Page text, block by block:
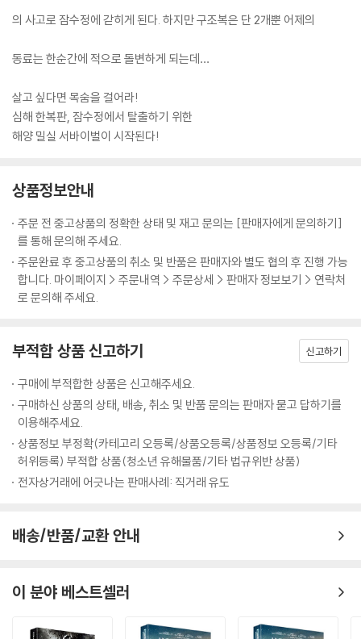
의 사고로 잠수정에 갇히게 된다. 하지만 구조복은 단 2개뿐 어제의
동료는 한순간에 적으로 돌변하게 되는데…
살고 싶다면 목숨을 걸어라!
심해 한복판, 잠수정에서 탈출하기 위한
해양 밀실 서바이벌이 시작된다!
상품정보안내
주문 전 중고상품의 정확한 상태 및 재고 문의는 [판매자에게 문의하기]
를 통해 문의해 주세요.
주문완료 후 중고상품의 취소 및 반품은 판매자와 별도 협의 후 진행 가능
합니다. 마이페이지 > 주문내역 > 주문상세 > 판매자 정보보기 > 연락처
로 문의해 주세요.
부적합 상품 신고하기 신고하기
구매에 부적합한 상품은 신고해주세요.
구매하신 상품의 상태, 배송, 취소 및 반품 문의는 판매자 묻고 답하기를
이용해주세요.
상품정보 부정확(카테고리 오등록/상품오등록/상품정보 오등록/기타
허위등록) 부적합 상품(청소년 유해물품/기타 법규위반 상품)
전자상거래에 어긋나는 판매사례: 직거래 유도
배송/반품/교환 안내
이 분야 베스트셀러